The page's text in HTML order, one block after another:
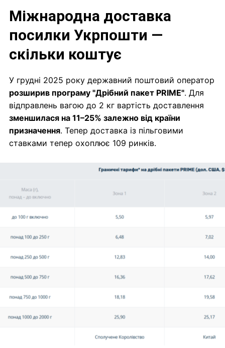
Міжнародна доставка
посилки Укрпошти —
скільки коштує
У грудні 2025 року державний поштовий оператор
розширив програму "Дрібний пакет PRIME". Для
відправлень вагою до 2 кг вартість доставлення
зменшилася на 11–25% залежно від країни
призначення. Тепер доставка із пільговими
ставками тепер охоплює 109 ринків.